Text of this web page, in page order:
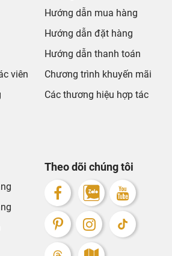
viên
Hướng dẫn mua hàng
Hướng dẫn đặt hàng
Hướng dẫn thanh toán
Chương trình khuyến mãi
Các thương hiệu hợp tác
Theo dõi chúng tôi